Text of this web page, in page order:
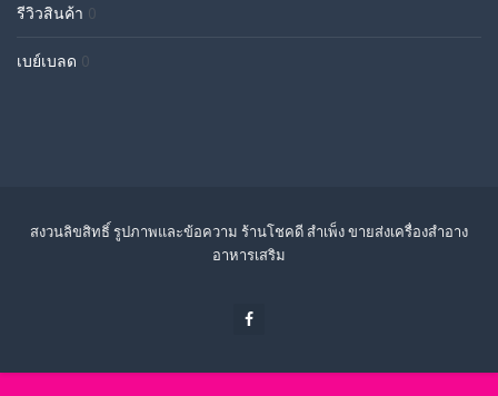
รีวิวสินค้า 0
เบย์เบลด 0
สงวนลิขสิทธิ์ รูปภาพและข้อความ ร้านโชคดี สำเพ็ง ขายส่งเครื่องสำอาง
อาหารเสริม